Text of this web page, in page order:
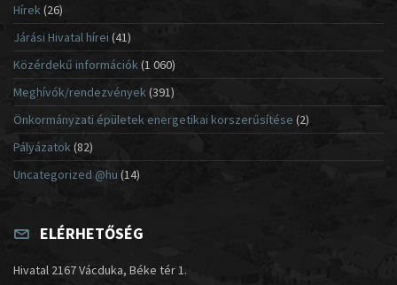
Hírek(26)
Járási Hivatal hírei (41)
Közérdekű információk(1 060)
Meghívók/rendezvények (391)
Önkormányzati épületek energetikai korszerűsítése (2)
Pályázatok (82)
Uncategorized @hu (14)
ELÉRHETŐSÉG
Hivatal 2167 Vácduka, Béke tér 1.